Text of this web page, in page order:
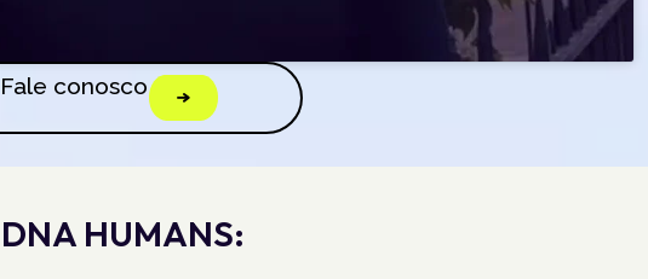
Fale conosco
DNA HUMANS: